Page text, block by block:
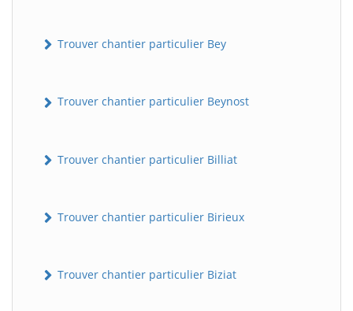
Trouver chantier particulier Bey
Trouver chantier particulier Beynost
Trouver chantier particulier Billiat
Trouver chantier particulier Birieux
Trouver chantier particulier Biziat